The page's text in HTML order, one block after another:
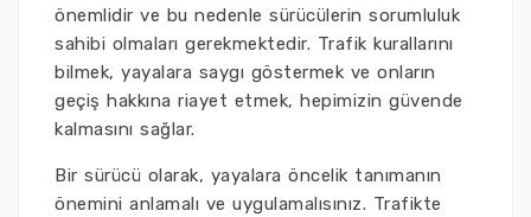
önemlidir ve bu nedenle sürücülerin sorumluluk
sahibi olmaları gerekmektedir. Trafik kurallarını
bilmek, yayalara saygı göstermek ve onların
geçiş hakkına riayet etmek, hepimizin güvende
kalmasını sağlar.
Bir sürücü olarak, yayalara öncelik tanımanın
önemini anlamalı ve uygulamalısınız. Trafikte